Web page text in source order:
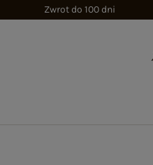
Zwrot do 100 dni